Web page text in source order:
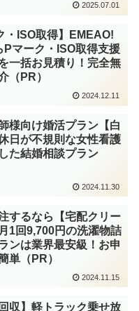
2025.07.01
・ISO取得】EMEAO!
Pマーク・ISO取得支援
一括お見積り！完全無
（PR）
2024.12.11
様向け婚活プラン【白
日が不規則な女性看護
た結婚相談プラン
2024.11.30
するなら【宅配クリー
1回9,700円の洗濯物詰
ンは業界最安級！お申
単（PR）
2024.11.15
収】軽トラック乗せ放